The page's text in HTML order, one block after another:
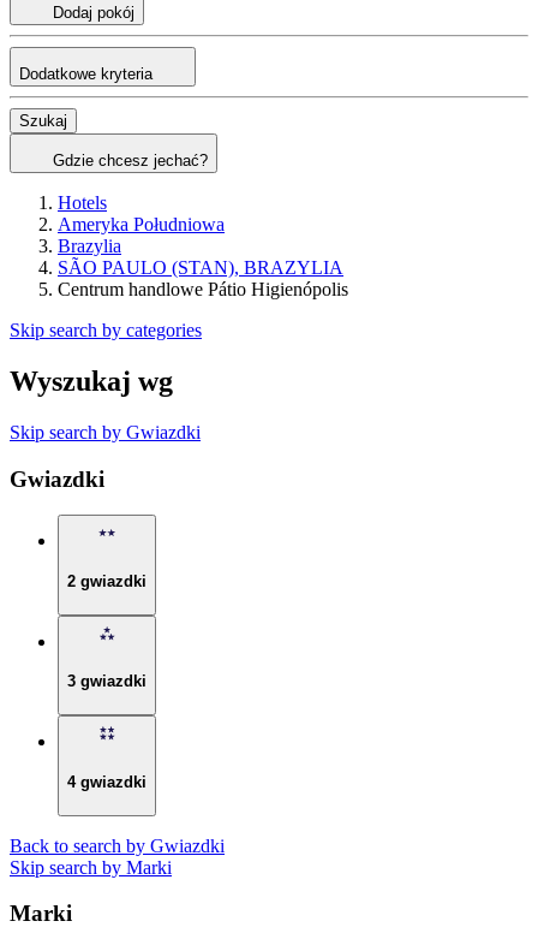
Dodaj pokój
Dodatkowe kryteria
Szukaj
Gdzie chcesz jechać?
Hotels
Ameryka Południowa
Brazylia
SÃO PAULO (STAN), BRAZYLIA
Centrum handlowe Pátio Higienópolis
Skip search by categories
Wyszukaj wg
Skip search by Gwiazdki
Gwiazdki
2 gwiazdki
3 gwiazdki
4 gwiazdki
Back to search by Gwiazdki
Skip search by Marki
Marki